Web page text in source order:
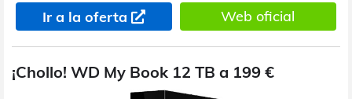
Ir a la oferta Web oficial
¡Chollo! WD My Book 12 TB a 199 €